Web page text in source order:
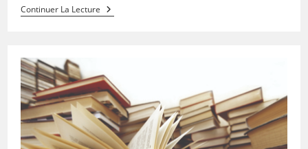
Continuer La Lecture